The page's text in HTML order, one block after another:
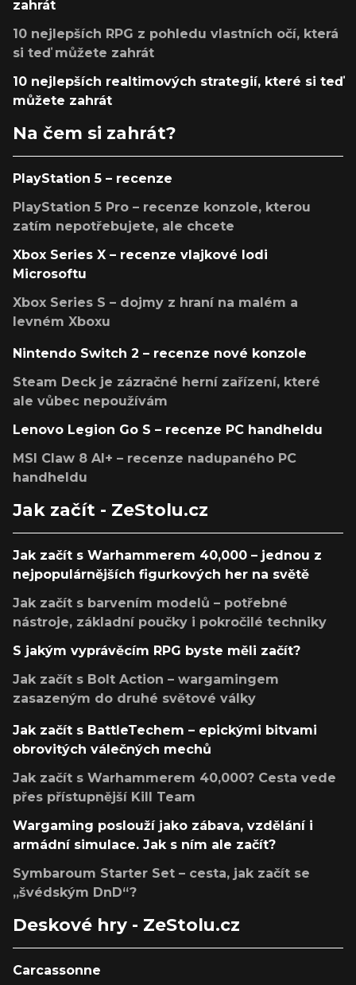
zahrát
10 nejlepších RPG z pohledu vlastních očí, která
si teď můžete zahrát
10 nejlepších realtimových strategií, které si teď
můžete zahrát
Na čem si zahrát?
PlayStation 5 – recenze
PlayStation 5 Pro – recenze konzole, kterou
zatím nepotřebujete, ale chcete
Xbox Series X – recenze vlajkové lodi
Microsoftu
Xbox Series S – dojmy z hraní na malém a
levném Xboxu
Nintendo Switch 2 – recenze nové konzole
Steam Deck je zázračné herní zařízení, které
ale vůbec nepoužívám
Lenovo Legion Go S – recenze PC handheldu
MSI Claw 8 AI+ – recenze nadupaného PC
handheldu
Jak začít - ZeStolu.cz
Jak začít s Warhammerem 40,000 – jednou z
nejpopulárnějších figurkových her na světě
Jak začít s barvením modelů – potřebné
nástroje, základní poučky i pokročilé techniky
S jakým vyprávěcím RPG byste měli začít?
Jak začít s Bolt Action – wargamingem
zasazeným do druhé světové války
Jak začít s BattleTechem – epickými bitvami
obrovitých válečných mechů
Jak začít s Warhammerem 40,000? Cesta vede
přes přístupnější Kill Team
Wargaming poslouží jako zábava, vzdělání i
armádní simulace. Jak s ním ale začít?
Symbaroum Starter Set – cesta, jak začít se
„švédským DnD“?
Deskové hry - ZeStolu.cz
Carcassonne